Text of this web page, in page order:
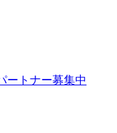
ートナー募集中